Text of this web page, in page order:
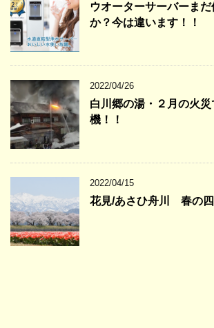
ウオーターサーバーま
か？今は違います！！
2022/04/26
白川郷の湯・２月の火
機！！
2022/04/15
花見/あさひ舟川 春の